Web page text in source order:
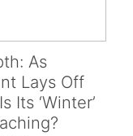
As
Lays Off
Its ‘Winter’